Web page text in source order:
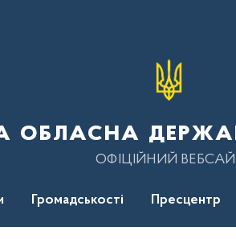
обласна
ОФІЦІЙНИЙ
Громадськості Пресцентр